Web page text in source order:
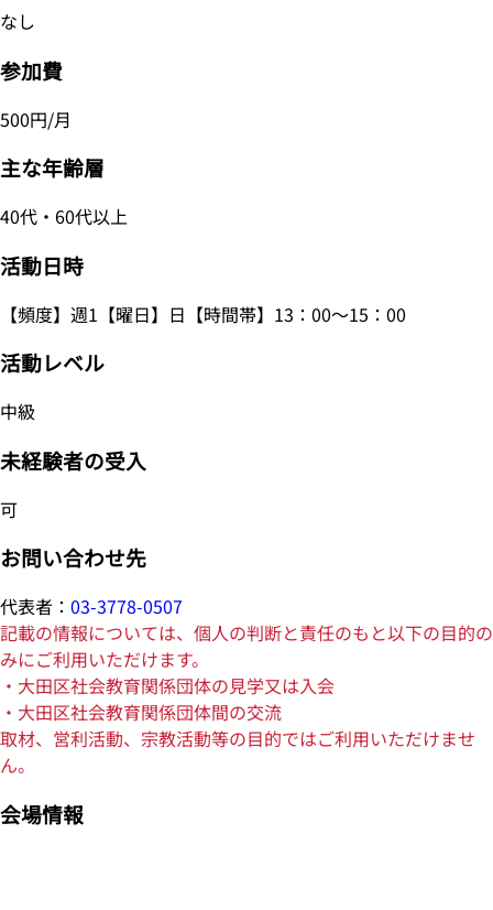
なし
参加費
500円/月
主な年齢層
40代・60代以上
活動日時
【頻度】週1【曜日】日【時間帯】13：00～15：00
活動レベル
中級
未経験者の受入
可
お問い合わせ先
代表者： 03-3778-0507
記載の情報については、個人の判断と責任のもと以下の目的の
みにご利用いただけます。
・大田区社会教育関係団体の見学又は入会
・大田区社会教育関係団体間の交流
取材、営利活動、宗教活動等の目的ではご利用いただけませ
ん。
会場情報